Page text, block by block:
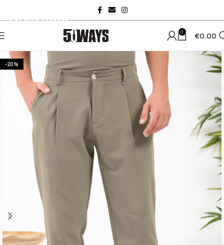
Skip to main content
0 €0.00
-20%